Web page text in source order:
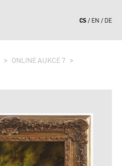
CS EN DE
ONLINE AUKCE 7